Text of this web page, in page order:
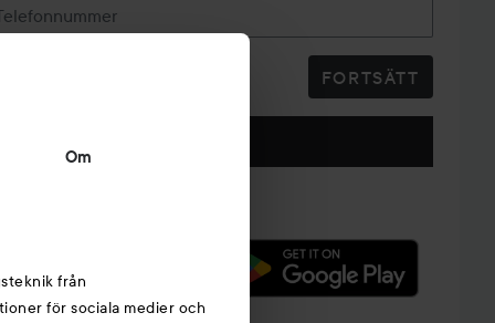
Om
från
för sociala medier och
FORTSÄTT
Följ oss